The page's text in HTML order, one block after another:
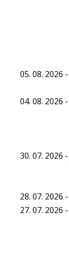
05. 08. 2026
04. 08. 2026
30. 07. 2026
28. 07. 2026
27. 07. 2026